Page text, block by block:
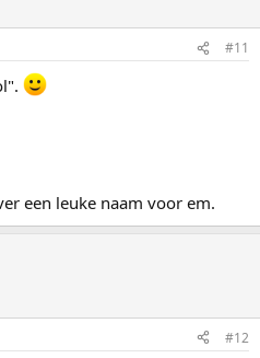
#11
een leuke naam voor em.
#12